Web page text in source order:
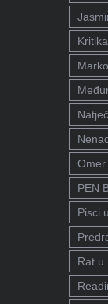
Omer
PEN
Pisci
Rat u